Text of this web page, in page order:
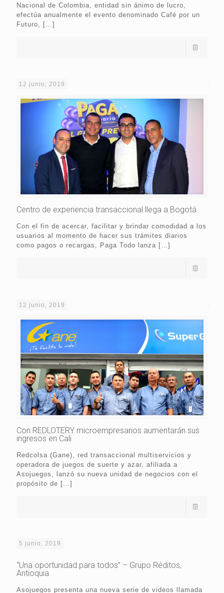
Nacional de Colombia, entidad sin ánimo de lucro,
efectúa anualmente el evento denominado Café por un
Futuro,
[…]
12 junio, 2019
Centro de experiencia transaccional llega a Bogotá
Con el fin de acercar, facilitar y brindar comodidad a los
usuarios al momento de hacer sus trámites diarios
como pagos o recargas, Paga Todo lanza […]
12 junio, 2019
Con REDLOTERY microempresarios aumentarán sus
ingresos en Cali
Redcolsa (Gane), red transaccional multiservicios y
operadora de juegos de suerte y azar, afiliada a
Asojuegos, lanzó su nueva unidad de negocios con el
propósito de […]
5 junio, 2019
“Una oportunidad para todos” – Grupo Réditos,
Antioquia
Asojuegos presenta una nueva serie de videos llamada